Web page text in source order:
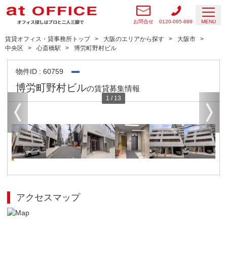
お問合せ 0120-095-889 MENU
賃貸オフィス・貸事務所トップ 大阪のエリアから探す
大阪市
中央区
心斎橋駅 博労町野村ビル
物件ID : 60759
博労町野村ビルの賃貸募集情報
1 / 13
アクセスマップ